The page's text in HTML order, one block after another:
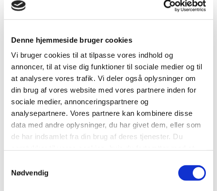
Denne hjemmeside bruger cookies
Vi bruger cookies til at tilpasse vores indhold og
annoncer, til at vise dig funktioner til sociale medier og til
at analysere vores trafik. Vi deler også oplysninger om
din brug af vores website med vores partnere inden for
sociale medier, annonceringspartnere og
analysepartnere. Vores partnere kan kombinere disse
data med andre oplysninger, du har givet dem, eller som
de har indsamlet fra din brug af deres tjenester. Du
Nødvendig
Genanvendelse af uforurenede sten-, tegl-
Bygge- og anlægsaffald til forbrænding
og deponering
Farligt bygge- og anlægsaffald
Asbest
Anmeld jordflytning